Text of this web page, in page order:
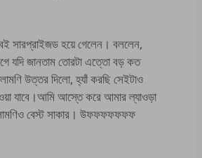
সারপ্রাইজড হয়ে গেলেন। বললেন,
যদি জানতাম তোরটা এত্তো বড় কত
উত্তর দিলো, হ্যাঁ করছি সেইটাও
যাবে।আমি আস্তে করে আমার ল্যাওড়া
বেস্ট সাকার। উফফফফফফফ